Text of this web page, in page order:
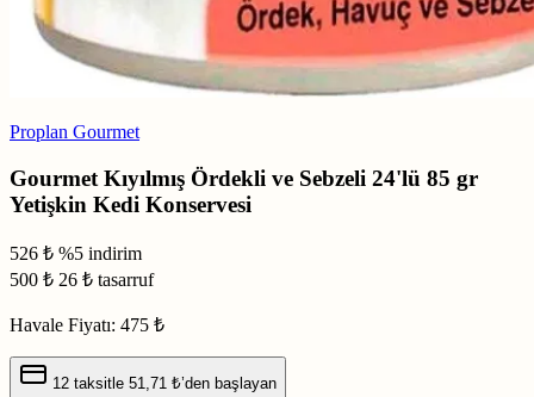
Proplan Gourmet
Gourmet Kıyılmış Ördekli ve Sebzeli 24'lü 85 gr
Yetişkin Kedi Konservesi
526 ₺ %5 indirim
500 ₺ 26 ₺ tasarruf
Havale Fiyatı: 475 ₺
12 taksitle 51,71 ₺’den başlayan